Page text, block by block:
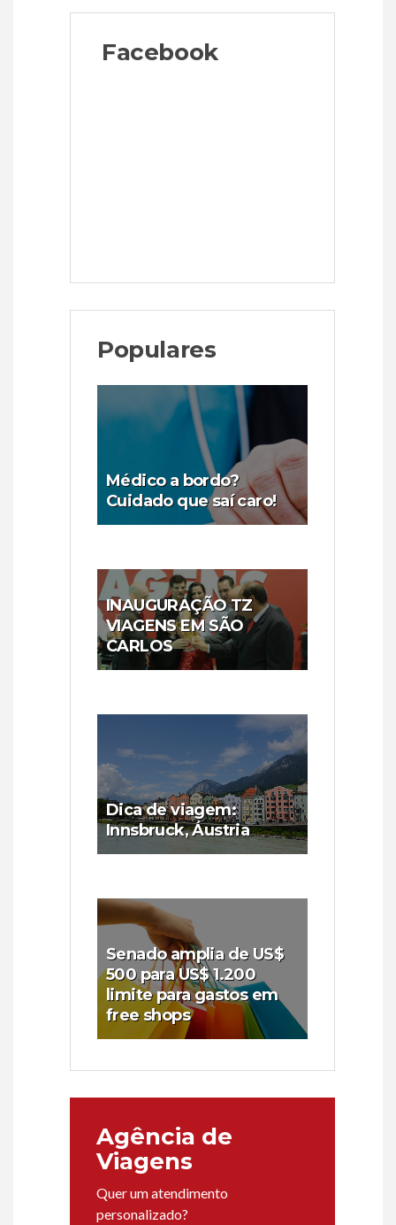
Facebook
Populares
Médico a bordo?
Cuidado que saí caro!
INAUGURAÇÃO TZ
VIAGENS EM SÃO
CARLOS
Dica de viagem:
Innsbruck, Áustria
Senado amplia de US$
500 para US$ 1.200
limite para gastos em
free shops
Agência de
Viagens
Quer um atendimento
personalizado?